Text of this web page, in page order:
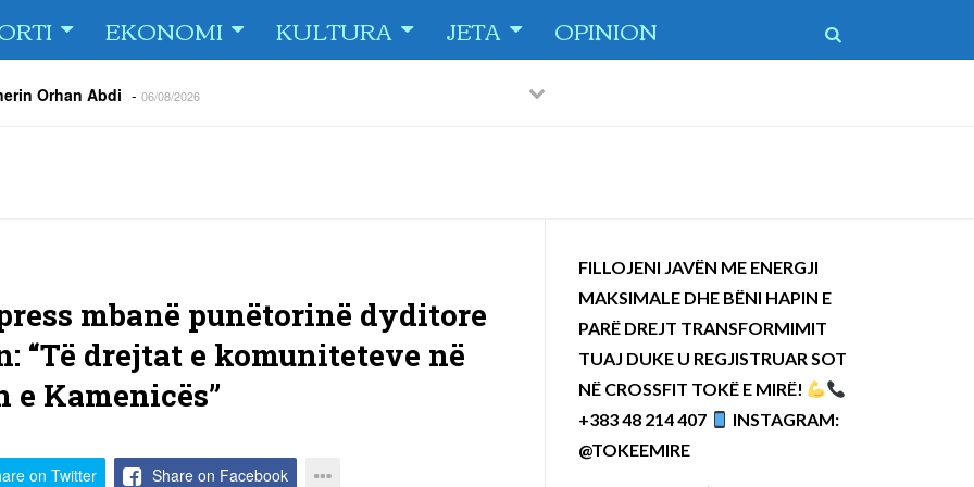
EKONOMI KULTURA JETA OPINION
këta lojtarë -06/08/2026 PreviousNext
mbanë punëtorinë dyditore
“Të drejtat e komuniteteve në
e Kamenicës”
on Twitter Share on Facebook
FILLOJENI JAVËN ME ENERGJI
MAKSIMALE DHE BËNI HAPIN E
PARË DREJT TRANSFORMIMIT
TUAJ DUKE U REGJISTRUAR SOT
NË CROSSFIT TOKË E MIRË!
+383 48 214 407
INSTAGRAM:
@TOKEEMIRE